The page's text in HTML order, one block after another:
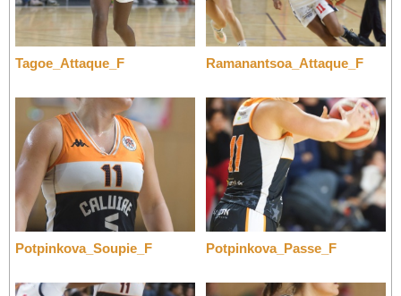
Tagoe_Attaque_F Ramanantsoa_Attaque_F
Potpinkova_Soupie_F Potpinkova_Passe_F